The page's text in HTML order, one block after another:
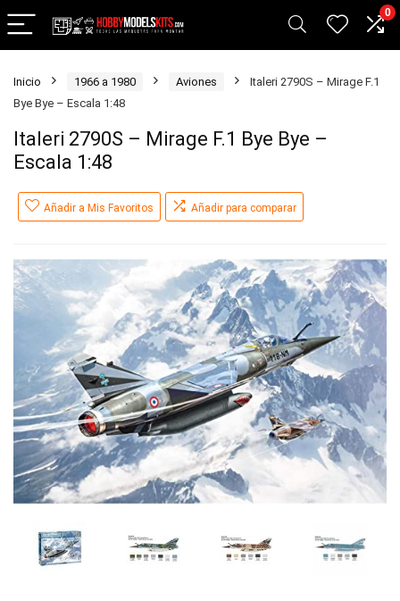
0
Inicio 1966 a 1980 Aviones
Italeri 2790S – Mirage F.1
Bye Bye – Escala 1:48
Italeri 2790S – Mirage F.1 Bye Bye –
Escala 1:48
Añadir a Mis Favoritos Añadir para comparar